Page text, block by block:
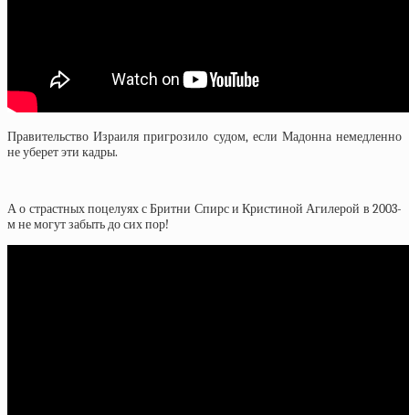
Правительство Израиля пригрозило судом, если Мадонна немедленно
не уберет эти кадры.
А о страстных поцелуях с Бритни Спирс и Кристиной Агилерой в 2003-
м не могут забыть до сих пор!